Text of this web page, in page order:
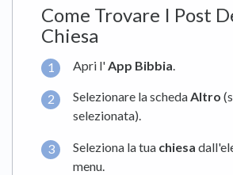
Come Trovare I Post
Chiesa
Apri l'App Bibbia.
Selezionare la schedaAltro
selezionata).
Seleziona la tua chiesa
menu.